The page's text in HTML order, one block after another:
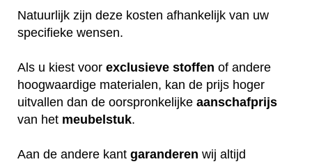
Natuurlijk zijn deze kosten afhankelijk van uw
specifieke wensen.
Als u kiest voor exclusieve stoffen of andere
hoogwaardige materialen, kan de prijs hoger
uitvallen dan de oorspronkelijke aanschafprijs
van het meubelstuk.
Aan de andere kant garanderen wij altijd